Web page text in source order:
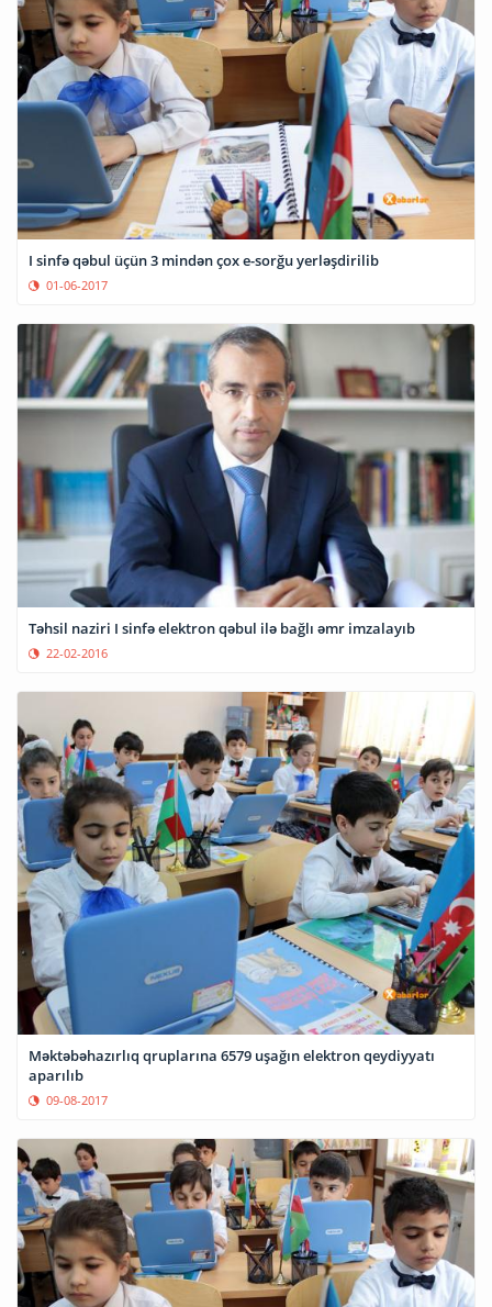
I sinfə qəbul üçün 3 mindən çox e-sorğu yerləşdirilib
01-06-2017
Təhsil naziri I sinfə elektron qəbul ilə bağlı əmr imzalayıb
22-02-2016
Məktəbəhazırlıq qruplarına 6579 uşağın elektron qeydiyyatı
aparılıb
09-08-2017